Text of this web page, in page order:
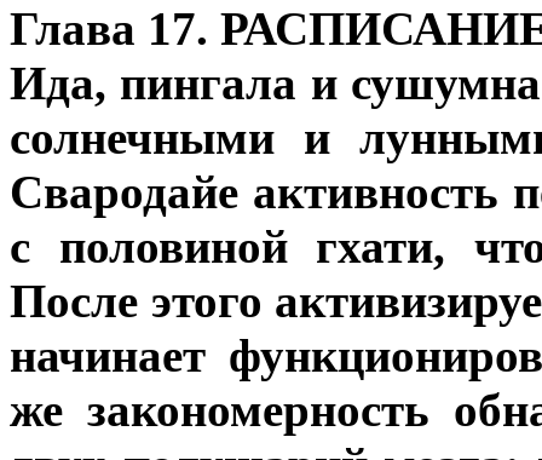
Глава 17.
Ида, пингала и
солнечными и
Свародайе активность
с половиной гхати,
После этого
начинает
же закономерность